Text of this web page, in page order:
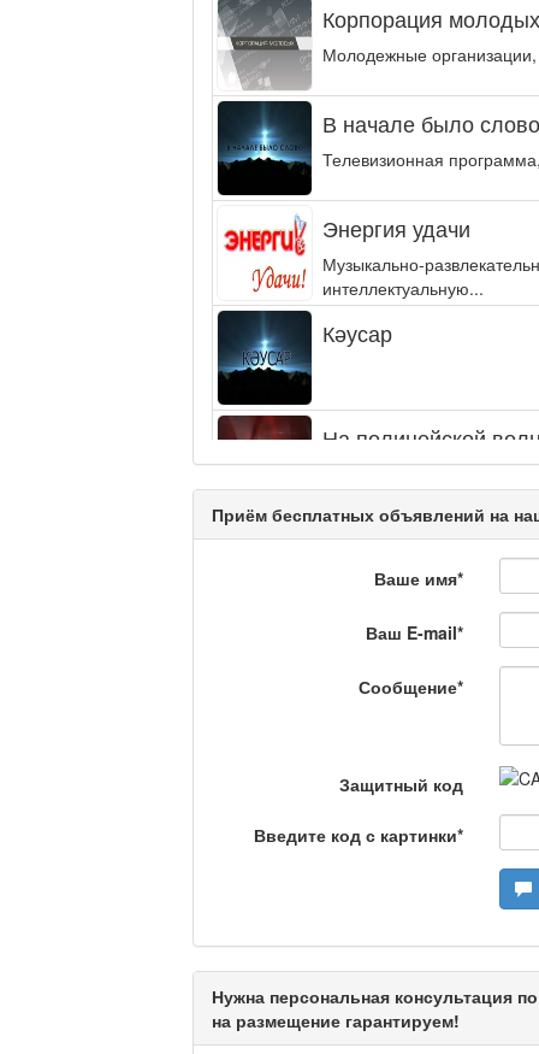
Корпорация
Молодежные
В начале было
Телевизионная
Энергия удачи
Музыкально-
интеллектуальную...
Кәусар
На полицейской
Еженедельный обзор
специалистов.
Люди в кадре
Камертон
Актуальный
Кто поможет
Приём бесплатных объявлений на
Ваше имя*
Ваш E-mail*
Сообщение*
Защитный код
Введите код с картинки*
Нужна персональная консультация
на размещение гарантируем!